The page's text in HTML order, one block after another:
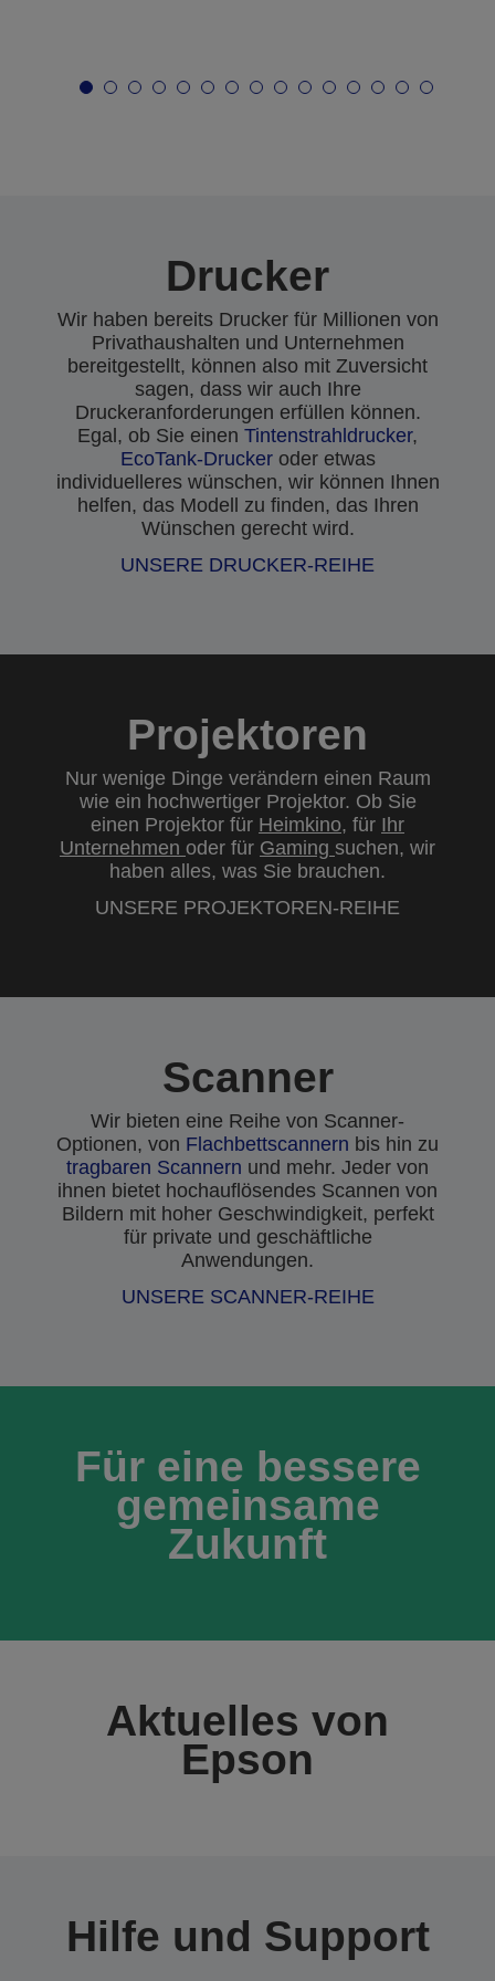
Drucker
Wir haben bereits Drucker für Millionen von
Privathaushalten und Unternehmen
bereitgestellt, können also mit Zuversicht
sagen, dass wir auch Ihre
Druckeranforderungen erfüllen können.
Egal, ob Sie einen Tintenstrahldrucker,
EcoTank-Druckeroder etwas
individuelleres wünschen, wir können Ihnen
helfen, das Modell zu finden, das Ihren
Wünschen gerecht wird.
UNSERE DRUCKER-REIHE
Projektoren
Nur wenige Dinge verändern einen Raum
wie ein hochwertiger Projektor. Ob Sie
einen Projektor für Heimkino, für Ihr
Unternehmen oder für Gaming suchen, wir
haben alles, was Sie brauchen.
UNSERE PROJEKTOREN-REIHE
Scanner
Wir bieten eine Reihe von Scanner-
Optionen, von Flachbettscannern bis hin zu
tragbaren Scannern und mehr. Jeder von
ihnen bietet hochauflösendes Scannen von
Bildern mit hoher Geschwindigkeit, perfekt
für private und geschäftliche
Anwendungen.
UNSERE SCANNER-REIHE
Für eine bessere
gemeinsame
Zukunft
Aktuelles von
Epson
Hilfe und Support